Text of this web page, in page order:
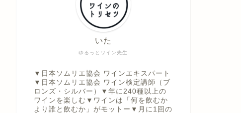
ゆるっとワイン先生
いた
▼日本ソムリエ協会 ワインエキスパート
▼日本ソムリエ協会 ワイン検定講師（ブ
ロンズ・シルバー）▼年に240種以上の
ワインを楽しむ▼ワインは「何を飲むか
より誰と飲むか」がモットー▼月に1回の